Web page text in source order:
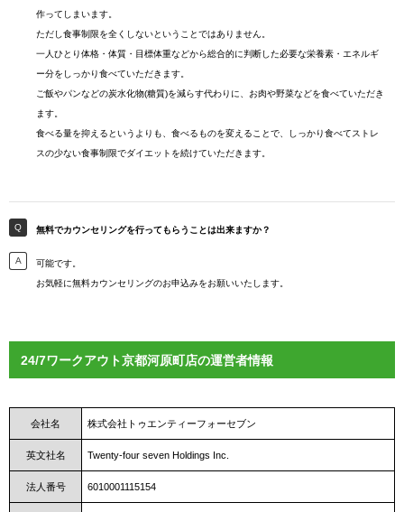
作ってしまいます。
ただし食事制限を全くしないということではありません。
一人ひとり体格・体質・目標体重などから総合的に判断した必要な栄養素・エネルギ
ー分をしっかり食べていただきます。
ご飯やパンなどの炭水化物(糖質)を減らす代わりに、お肉や野菜などを食べていただき
ます。
食べる量を抑えるというよりも、食べるものを変えることで、しっかり食べてストレ
スの少ない食事制限でダイエットを続けていただきます。
無料でカウンセリングを行ってもらうことは出来ますか？
可能です。
お気軽に無料カウンセリングのお申込みをお願いいたします。
24/7ワークアウト京都河原町店の運営者情報
会社名 株式会社トゥエンティーフォーセブン
英文社名 Twenty-four seven Holdings Inc.
法人番号 6010001115154